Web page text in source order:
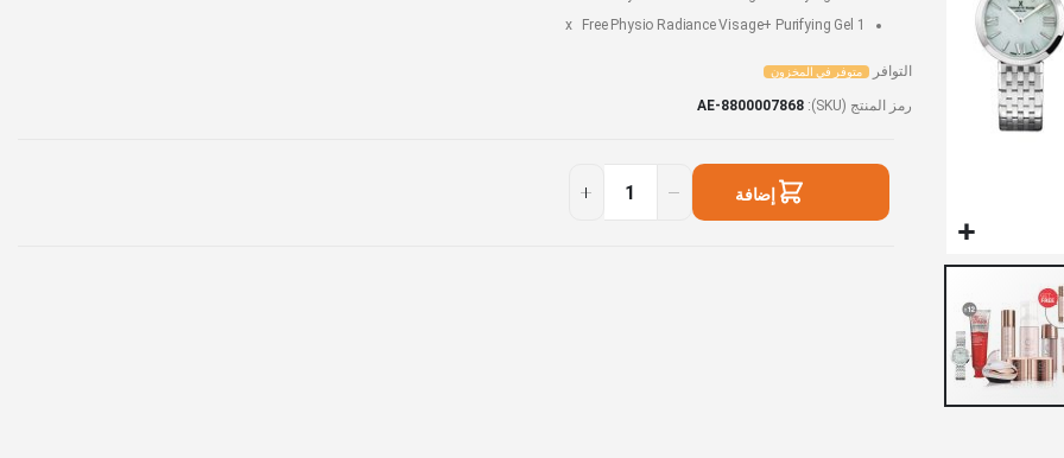
1 x Free
Physio Radiance Visage+ Purifying Gel
التوافر متوفر في المخزون
رمز المنتج (SKU) AE-8800007868
Joyful
Collection
في
المخزون
إضافة